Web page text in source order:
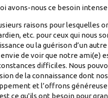
avons-nous ce besoin
raisons pour lesquelles
etc. pour ceux qui nous
ou la guérison d’un
de voir que notre ami(e)
difficiles. Nous
de la connaissance dont
et l’offrons
ce qu'ils ont besoin pour